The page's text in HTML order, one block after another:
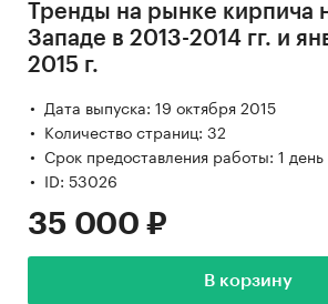
Тренды на рынке кирпича
Западе в 2013-2014 гг. и
2015 г.
Дата выпуска: 19 октября 2015
Количество страниц: 32
Срок предоставления работы: 1 день
ID: 53026
35 000 ₽
В корзину